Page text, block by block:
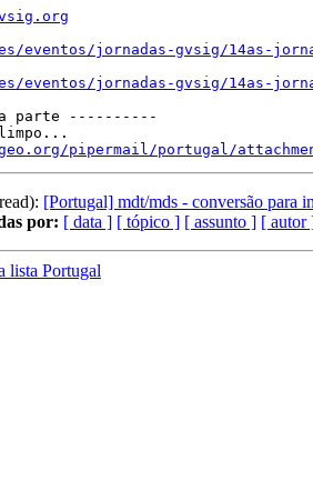
eventos/jornadas-gvsig/14as-
eventos/jornadas-gvsig/14as-
parte ----------
limpo...
pipermail/portugal/
[Portugal] mdt/mds - conversão para
por: [ data ] [ tópico ] [ assunto ] [ autor
lista Portugal